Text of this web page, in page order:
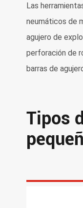
Las
neumáticos de
agujero de
perforación de
barras de
Tipos